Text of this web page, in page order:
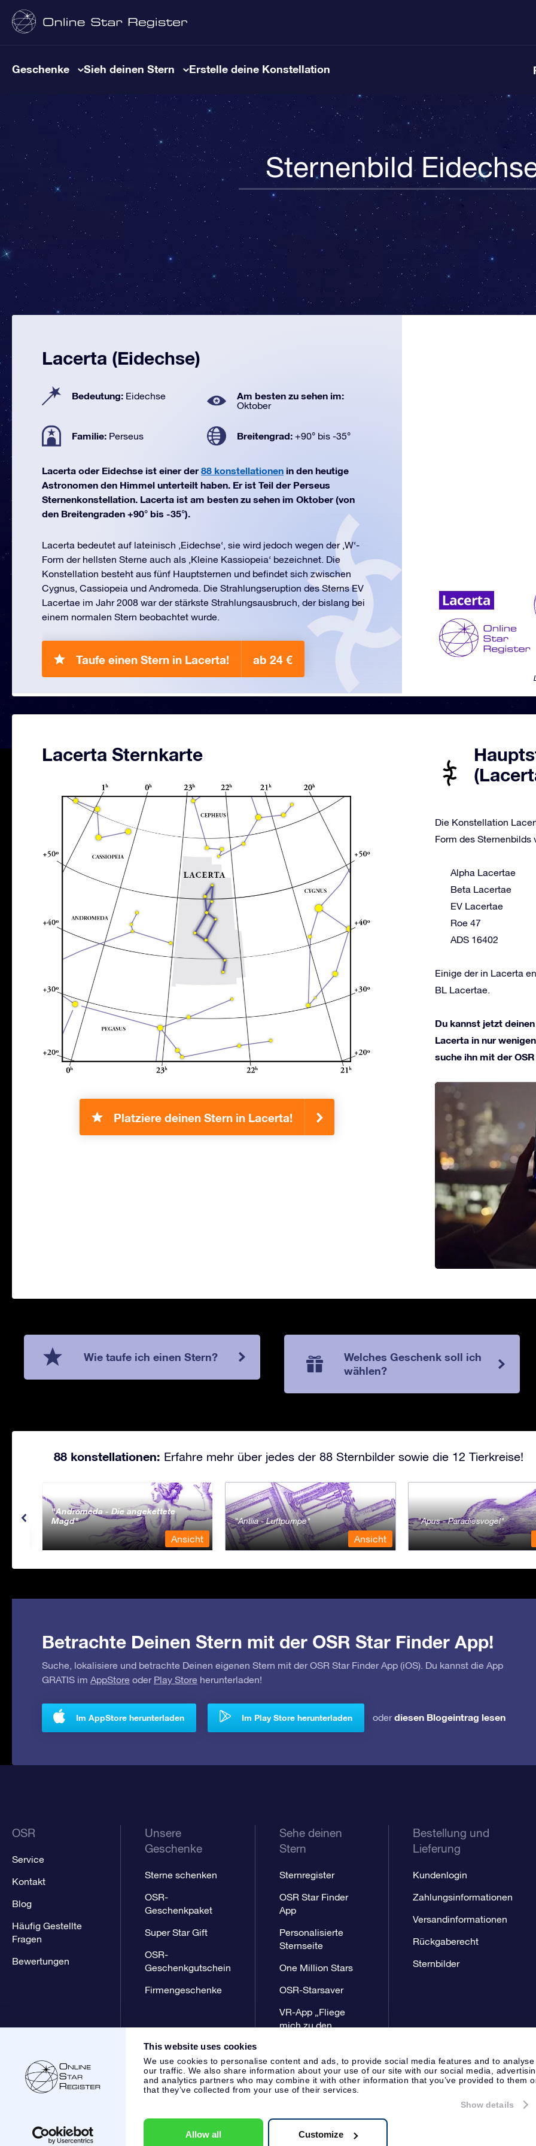
This website uses cookies
We use cookies to personalise content and ads, to provide social media features and to analyse
our traffic. We also share information about your use of our site with our social media,
and analytics partners who may combine it with other information that you’ve provided to them
that they’ve collected from your use of their services.
Show details
Allow all Customize
Geschenke Sieh deinen Stern Erstelle deine Konstellation
Sternenbild
Lacerta (Eidechse)
Bedeutung: Eidechse Am besten zu sehen im:
Oktober
Familie: Perseus Breitengrad: +90° bis -35°
Lacerta oder Eidechse ist einer der88 konstellationen in den heutige
Astronomen den Himmel unterteilt haben. Er ist Teil der Perseus
Sternenkonstellation. Lacerta ist am besten zu sehen im Oktober (von
den Breitengraden +90° bis -35°).
Lacerta bedeutet auf lateinisch ‚Eidechse‘, sie wird jedoch wegen der ‚W‘-
Form der hellsten Sterne auch als ‚Kleine Kassiopeia‘ bezeichnet. Die
Konstellation besteht aus fünf Hauptsternen und befindet sich zwischen
Cygnus, Cassiopeia und Andromeda. Die Strahlungseruption des Sterns EV
Lacertae im Jahr 2008 war der stärkste Strahlungsausbruch, der bislang bei
einem normalen Stern beobachtet wurde.
Taufe einen Stern in Lacerta! ab 24 €
Lacerta Sternkarte
Platziere deinen Stern in Lacerta!
Die Konstellation
Form des
Alpha Lacertae
Beta Lacertae
EV Lacertae
Roe 47
ADS 16402
Einige der in Lacerta
BL Lacertae.
Du kannst jetzt
Lacerta in nur
suche ihn mit der
Wie taufe ich einen Stern?
Welches Geschenk soll ich
wählen?
88 konstellationen: Erfahre mehr über jedes der 88 Sternbilder sowie die 12 Tierkreise!
Andromeda - Die angekettete
Magd
Ansicht
Antlia - Luftpumpe
Ansicht
Apus - Paradiesvogel
Betrachte Deinen Stern mit der OSR Star Finder App!
Suche, lokalisiere und betrachte Deinen eigenen Stern mit der OSR Star Finder App (iOS). Du kannst die App
GRATIS im AppStore oder Play Store herunterladen!
Im AppStore herunterladen Im Play Store herunterladen oderdiesen Blogeintrag lesen
OSR
Service
Kontakt
Blog
Häufig Gestellte
Fragen
Bewertungen
Unsere
Geschenke
Sterne schenken
OSR-
Geschenkpaket
Super Star Gift
OSR-
Geschenkgutschein
Firmengeschenke
Sehe deinen
Stern
Sternregister
OSR Star Finder
App
Personalisierte
Sternseite
One Million Stars
OSR-Starsaver
VR-App „Fliege
mich zu den
Bestellung und
Lieferung
Kundenlogin
Zahlungsinformationen
Versandinformationen
Rückgaberecht
Sternbilder
Kundenservice:help@osr.org KVK: 60333553, VAT: NL 8538.62.722B01